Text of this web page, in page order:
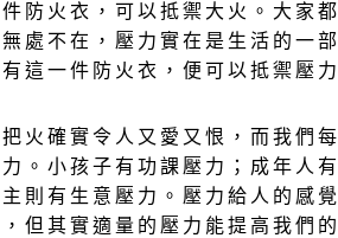
防火衣，可以抵禦大火。大家都
處不在，壓力實在是生活的一部
這一件防火衣，便可以抵禦壓力
火確實令人又愛又恨，而我們每
。小孩子有功課壓力；成年人有
則有生意壓力。壓力給人的感覺
但其實適量的壓力能提高我們的